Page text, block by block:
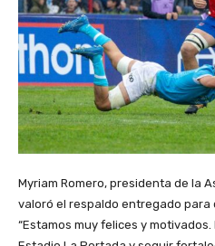
Myriam Romero, presidenta de la
valoró el respaldo entregado para
“Estamos muy felices y